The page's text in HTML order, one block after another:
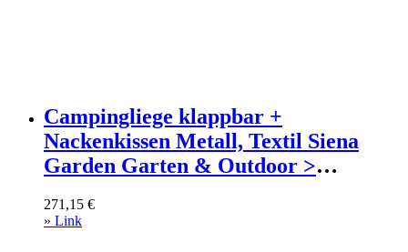
Campingliege klappbar +
Nackenkissen Metall, Textil Siena
Garden Garten & Outdoor >
Anthrazit
271,15 €
» Link